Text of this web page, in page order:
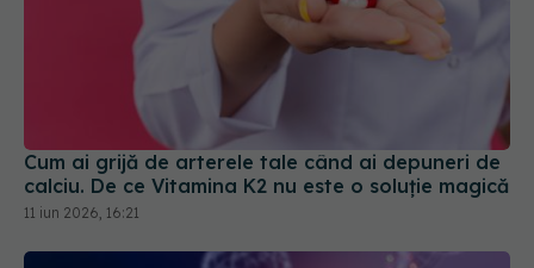
Cum ai grijă de arterele tale când ai depuneri de
calciu. De ce Vitamina K2 nu este o soluție magică
11 iun 2026, 16:21